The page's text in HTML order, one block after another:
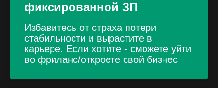
фиксированной ЗП
Избавитесь от страха потери
стабильности и вырастите в
карьере. Если хотите - сможете уйти
во фриланс/откроете свой бизнес